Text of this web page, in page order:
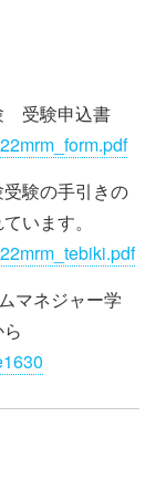
受験申込書
験の手引きの
います。
マネジャー学